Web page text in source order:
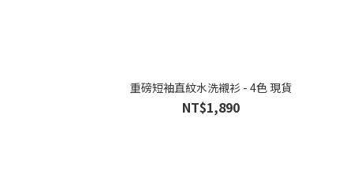
重磅短袖直紋水洗襯衫 - 4色 現貨
NT$1,890